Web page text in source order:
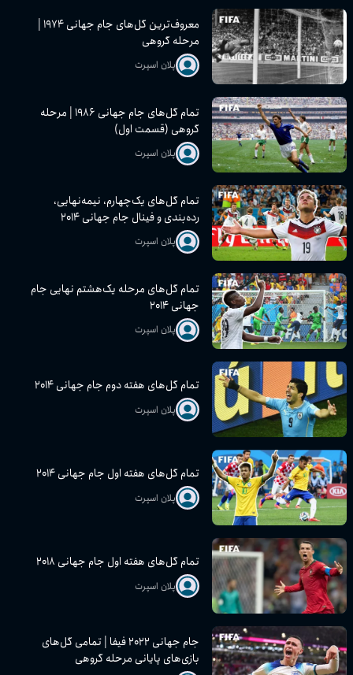
معروف‌ترین گل‌های جام جهانی ۱۹۷۴ |
مرحله گروهی
پلان اسپرت
تمام گل‌های جام جهانی ۱۹۸۶ | مرحله
گروهی (قسمت اول)
پلان اسپرت
تمام گل‌های یک‌چهارم، نیمه‌نهایی،
رده‌بندی و فینال جام جهانی ۲۰۱۴
پلان اسپرت
تمام گل‌های مرحله یک‌هشتم نهایی جام
جهانی ۲۰۱۴
پلان اسپرت
تمام گل‌های هفته دوم جام جهانی ۲۰۱۴
پلان اسپرت
تمام گل‌های هفته اول جام جهانی ۲۰۱۴
پلان اسپرت
تمام گل‌های هفته اول جام جهانی ۲۰۱۸
پلان اسپرت
جام جهانی ۲۰۲۲ فیفا | تمامی گل‌های
بازی‌های پایانی مرحله گروهی